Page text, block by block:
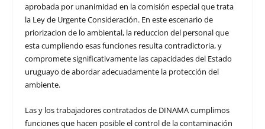
aprobada por unanimidad en la comisión especial que trata
la Ley de Urgente Consideración. En este escenario de
priorizacion de lo ambiental, la reduccion del personal que
esta cumpliendo esas funciones resulta contradictoria, y
compromete significativamente las capacidades del Estado
uruguayo de abordar adecuadamente la protección del
ambiente.
Las y los trabajadores contratados de DINAMA cumplimos
funciones que hacen posible el control de la contaminación